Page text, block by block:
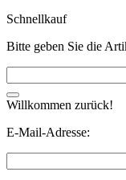
Schnellkauf
Bitte geben Sie die
Willkommen zurück!
E-Mail-Adresse: